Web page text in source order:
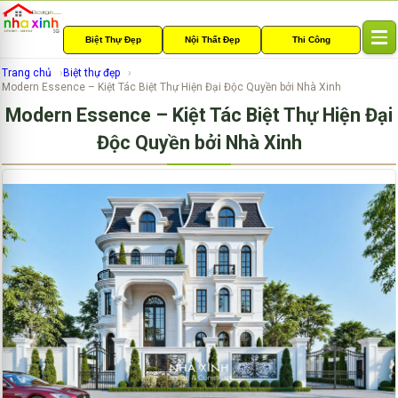
Biệt Thự Đẹp Nội Thất Đẹp Thi Công
a
v
g
a
t
Trang chủ
Biệt thự đẹp
Modern Essence – Kiệt Tác Biệt Thự Hiện Đại Độc Quyền bởi Nhà Xinh
Modern Essence – Kiệt Tác Biệt Thự Hiện Đại
Độc Quyền bởi Nhà Xinh